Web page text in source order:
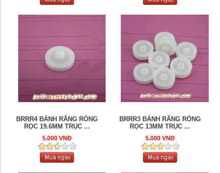
BRRR4 BÁNH RĂNG RÒNG
RỌC 19.6MM TRỤC ...
5.000 VNĐ
BRRR3 BÁNH RĂNG RÒNG
RỌC 13MM TRỤC ...
5.000 VNĐ